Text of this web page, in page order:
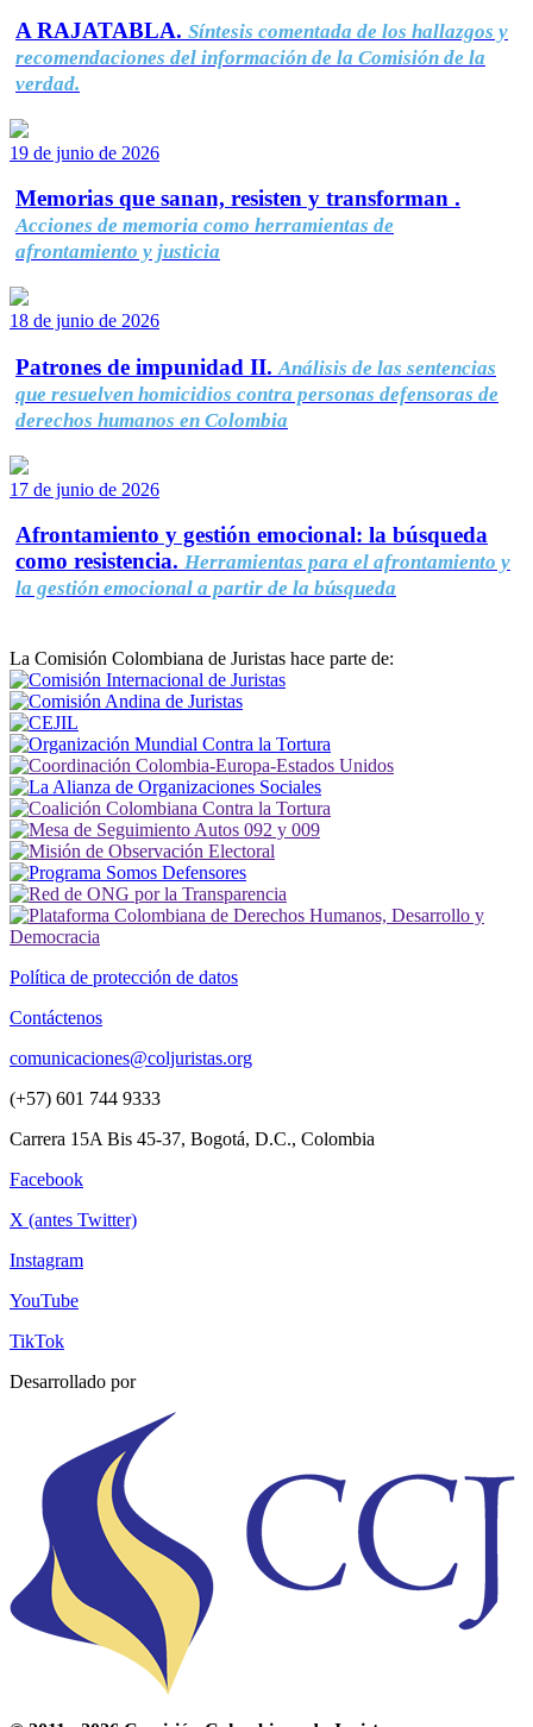
A RAJATABLA. Síntesis comentada de los hallazgos y
recomendaciones del información de la Comisión de la
verdad.
19 de junio de 2026
Memorias que sanan, resisten y transforman .
Acciones de memoria como herramientas de
afrontamiento y justicia
18 de junio de 2026
Patrones de impunidad II. Análisis de las sentencias
que resuelven homicidios contra personas defensoras de
derechos humanos en Colombia
17 de junio de 2026
Afrontamiento y gestión emocional: la búsqueda
como resistencia. Herramientas para el afrontamiento y
la gestión emocional a partir de la búsqueda
La Comisión Colombiana de Juristas hace parte de:
Política de protección de datos
Contáctenos
comunicaciones@coljuristas.org
(+57) 601 744 9333
Carrera 15A Bis 45-37, Bogotá, D.C., Colombia
Facebook
X (antes Twitter)
Instagram
YouTube
TikTok
Desarrollado por